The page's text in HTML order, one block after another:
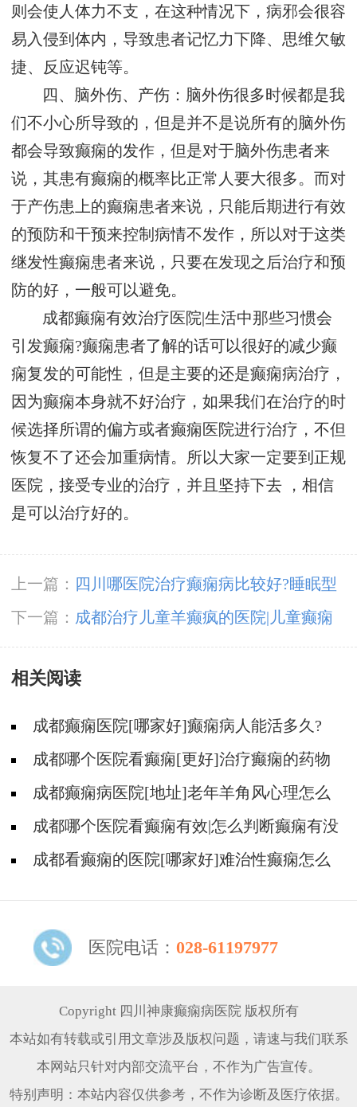
则会使人体力不支，在这种情况下，病邪会很容
易入侵到体内，导致患者记忆力下降、思维欠敏
捷、反应迟钝等。
四、脑外伤、产伤：脑外伤很多时候都是我
们不小心所导致的，但是并不是说所有的脑外伤
都会导致癫痫的发作，但是对于脑外伤患者来
说，其患有癫痫的概率比正常人要大很多。而对
于产伤患上的癫痫患者来说，只能后期进行有效
的预防和干预来控制病情不发作，所以对于这类
继发性癫痫患者来说，只要在发现之后治疗和预
防的好，一般可以避免。
成都癫痫有效治疗医院|生活中那些习惯会
引发癫痫?癫痫患者了解的话可以很好的减少癫
痫复发的可能性，但是主要的还是癫痫病治疗，
因为癫痫本身就不好治疗，如果我们在治疗的时
候选择所谓的偏方或者癫痫医院进行治疗，不但
恢复不了还会加重病情。所以大家一定要到正规
医院，接受专业的治疗，并且坚持下去 ，相信
是可以治疗好的。
上一篇：
四川哪医院治疗癫痫病比较好?睡眠型
癫痫可以治吗?
下一篇： 成都治疗儿童羊癫疯的医院|儿童癫痫
不治疗能好吗?
相关阅读
成都癫痫医院[哪家好]癫痫病人能活多久?
成都哪个医院看癫痫[更好]治疗癫痫的药物
不良反应是什么?
成都癫痫病医院[地址]老年羊角风心理怎么
调整?成都哪个医院看癫痫有效|怎么判断癫痫有没
有发作?
成都看癫痫的医院[哪家好]难治性癫痫怎么
医院电话： 028-61197977
Copyright 四川神康癫痫病医院 版权所有
本站如有转载或引用文章涉及版权问题，请速与我们联系
本网站只针对内部交流平台，不作为广告宣传。
特别声明：本站内容仅供参考，不作为诊断及医疗依据。